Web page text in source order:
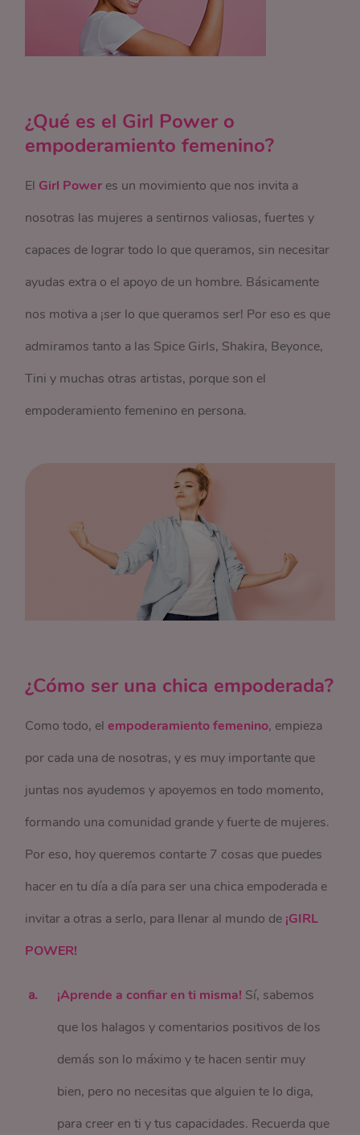
¿Qué es el Girl Power o
empoderamiento femenino?
El Girl Power es un movimiento que nos invita a
nosotras las mujeres a sentirnos valiosas, fuertes y
capaces de lograr todo lo que queramos, sin necesitar
ayudas extra o el apoyo de un hombre. Básicamente
nos motiva a ¡ser lo que queramos ser! Por eso es que
admiramos tanto a las Spice Girls, Shakira, Beyonce,
Tini y muchas otras artistas, porque son el
empoderamiento femenino en persona.
¿Cómo ser una chica empoderada?
Como todo, elempoderamiento femenino, empieza
por cada una de nosotras, y es muy importante que
juntas nos ayudemos y apoyemos en todo momento,
formando una comunidad grande y fuerte de mujeres.
Por eso, hoy queremos contarte 7 cosas que puedes
hacer en tu día a día para ser una chica empoderada e
invitar a otras a serlo, para llenar al mundo de ¡GIRL
POWER!
¡Aprende a confiar en ti misma! Sí, sabemos
que los halagos y comentarios positivos de los
demás son lo máximo y te hacen sentir muy
bien, pero no necesitas que alguien te lo diga,
para creer en ti y tus capacidades. Recuerda que